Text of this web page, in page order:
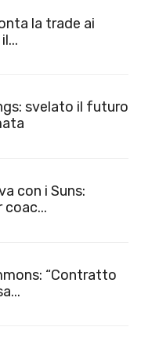
la trade ai
svelato il futuro
con i Suns:
coac...
“Contratto